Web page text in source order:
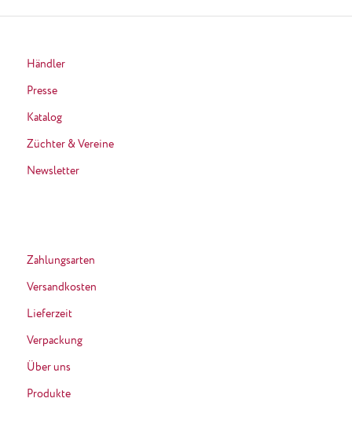
Händler
Presse
Katalog
Züchter & Vereine
Newsletter
Zahlungsarten
Versandkosten
Lieferzeit
Verpackung
Über uns
Produkte